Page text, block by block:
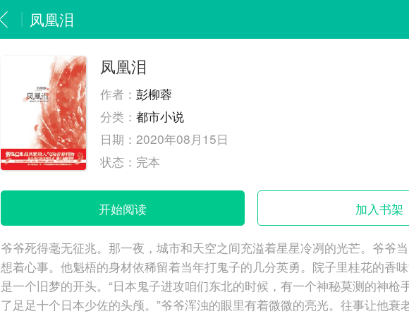
凤凰泪
凤凰泪
作者：彭柳蓉
分类：都市小说
日期：2020年08月15日
状态： 完本
开始阅读 加入书架
爷爷死得毫无征兆。那一夜，城市和天空之间充溢着星星冷冽的光芒。爷爷
想着心事。他魁梧的身材依稀留着当年打鬼子的几分英勇。院子里桂花的香
是一个旧梦的开头。“日本鬼子进攻咱们东北的时候，有一个神秘莫测的神枪
了足足十个日本少佐的头颅。”爷爷浑浊的眼里有着微微的亮光。往事让他衰